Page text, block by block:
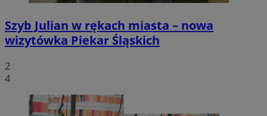
Szyb Julian w rękach miasta – nowa
wizytówka Piekar Śląskich
2
4